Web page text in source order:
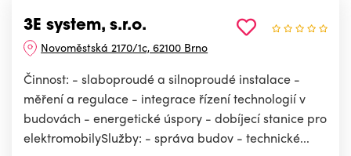
3E system, s.r.o.
Novoměstská 2170/1c, 62100 Brno
Činnost: - slaboproudé a silnoproudé instalace -
měření a regulace - integrace řízení technologií v
budovách - energetické úspory - dobíjecí stanice pro
elektromobilySlužby: - správa budov - technické...